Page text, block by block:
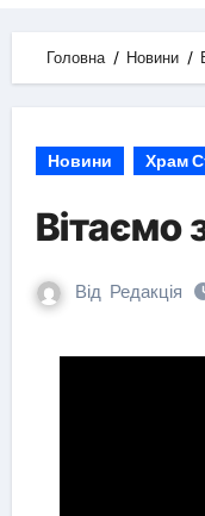
Головна Новини
Новини Храм
Вітаємо
Від Редакція